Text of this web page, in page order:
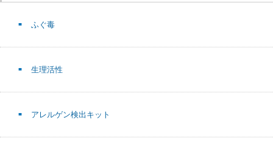
ふぐ毒
生理活性
アレルゲン検出キット